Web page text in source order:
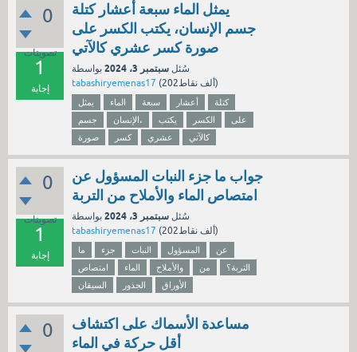
0
تصويتات
1
إجابة
يمثل الماء سبعة أعشار كتلة
جسم الإنسان، يكتب الكسر على
صورة كسر عشري كالآتي
سُئل سبتمبر 3، 2024
بواسطة
tabashiryemenas17 ( 202ألف نقاط)
يمثل الماء سبعة أعشار
كتلة
جسم
الإنسان، يكتب الكسر
على
صورة
كسر عشري كالآتي
0
تصويتات
1
إجابة
جواب ما جزء النبات المسؤول عن
امتصاص الماء والأملاح من التربة
سُئل سبتمبر 3، 2024
بواسطة
tabashiryemenas17 ( 202ألف نقاط)
ما جزء النبات المسؤول
عن
امتصاص
الماء والأملاح من
التربة؟
السيقان
الجذور الأوراق
0
مساعدة الأسماك على اكتشاف
أقل حركة في الماء